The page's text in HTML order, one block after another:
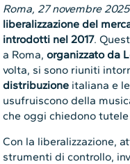
Roma, 27 novembre 2025
liberalizzazione del
introdotti nel 2017.
a Roma,organizzato da
volta, si sono riuniti
distribuzione italiana e
usufruiscono della
che oggi chiedono
Con la liberalizzazione,
strumenti di controllo,